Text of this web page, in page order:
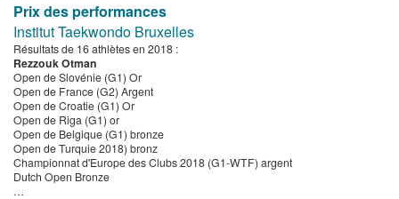
Prix des performances
Institut Taekwondo Bruxelles
Résultats de 16 athlètes en 2018 :
Rezzouk Otman
Open de Slovénie (G1) Or
Open de France (G2) Argent
Open de Croatie (G1) Or
Open de Riga (G1) or
Open de Belgique (G1) bronze
Open de Turquie 2018) bronz
Championnat d'Europe des Clubs 2018 (G1-WTF) argent
Dutch Open Bronze
…